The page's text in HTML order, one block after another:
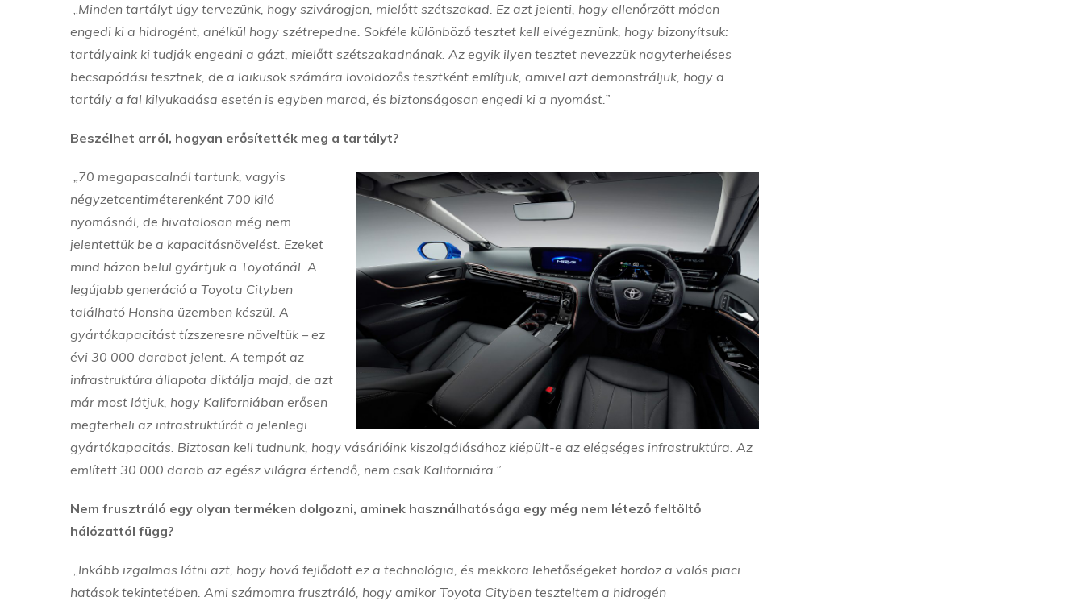
„Minden tartályt úgy tervezünk, hogy szivárogjon, mielőtt szétszakad. Ez azt jelenti, hogy ellenőrzött módon
engedi ki a hidrogént, anélkül hogy szétrepedne. Sokféle különböző tesztet kell elvégeznünk, hogy bizonyítsuk:
tartályaink ki tudják engedni a gázt, mielőtt szétszakadnának. Az egyik ilyen tesztet nevezzük nagyterheléses
becsapódási tesztnek, de a laikusok számára lövöldözős tesztként említjük, amivel azt demonstráljuk, hogy a
tartály a fal kilyukadása esetén is egyben marad, és biztonságosan engedi ki a nyomást.”
Beszélhet arról, hogyan erősítették meg a tartályt?
„70 megapascalnál tartunk, vagyis
négyzetcentiméterenként 700 kiló
nyomásnál, de hivatalosan még nem
jelentettük be a kapacitásnövelést. Ezeket
mind házon belül gyártjuk a Toyotánál. A
legújabb generáció a Toyota Cityben
található Honsha üzemben készül. A
gyártókapacitást tízszeresre növeltük – ez
évi 30 000 darabot jelent. A tempót az
infrastruktúra állapota diktálja majd, de azt
már most látjuk, hogy Kaliforniában erősen
megterheli az infrastruktúrát a jelenlegi
gyártókapacitás. Biztosan kell tudnunk, hogy vásárlóink kiszolgálásához kiépült-e az elégséges infrastruktúra. Az
említett 30 000 darab az egész világra értendő, nem csak Kaliforniára.”
Nem frusztráló egy olyan terméken dolgozni, aminek használhatósága egy még nem létező feltöltő
hálózattól függ?
„Inkább izgalmas látni azt, hogy hová fejlődött ez a technológia, és mekkora lehetőségeket hordoz a valós piaci
hatások tekintetében. Ami számomra frusztráló, hogy amikor Toyota Cityben teszteltem a hidrogén